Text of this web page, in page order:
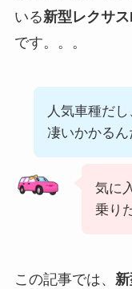
いる新型レクサ
です。。。
人気車種だ
凄いかかるん
気に
乗り
この記事では、 新